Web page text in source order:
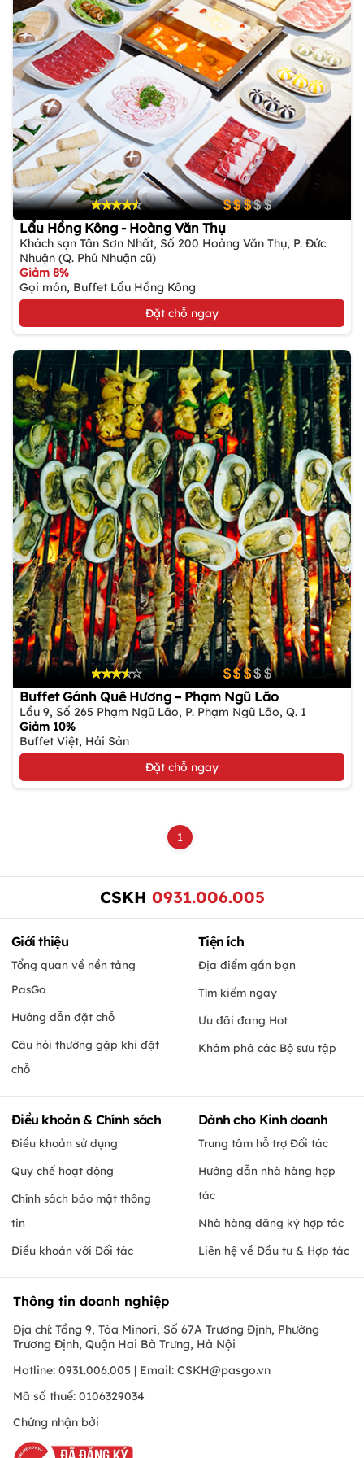
Lẩu Hồng Kông - Hoàng Văn Thụ
Khách sạn Tân Sơn Nhất, Số 200 Hoàng Văn Thụ, P. Đức
Nhuận (Q. Phú Nhuận cũ)
Giảm 8%
Gọi món, Buffet Lẩu Hồng Kông
Đặt chỗ ngay
Buffet Gánh Quê Hương – Phạm Ngũ Lão
Lầu 9, Số 265 Phạm Ngũ Lão, P. Phạm Ngũ Lão, Q. 1
Giảm 10%
Buffet Việt, Hải Sản
Đặt chỗ ngay
1
CSKH 0931.006.005
Giới thiệu
Tổng quan về nền tảng
PasGo
Hướng dẫn đặt chỗ
Câu hỏi thường gặp khi đặt
chỗ
Tiện ích
Địa điểm gần bạn
Tìm kiếm ngay
Ưu đãi đang Hot
Khám phá các Bộ sưu tập
Điều khoản & Chính sách
Điều khoản sử dụng
Quy chế hoạt động
Chính sách bảo mật thông
tin
Điều khoản với Đối tác
Dành cho Kinh doanh
Trung tâm hỗ trợ Đối tác
Hướng dẫn nhà hàng hợp
tác
Nhà hàng đăng ký hợp tác
Liên hệ về Đầu tư & Hợp tác
Thông tin doanh nghiệp
Địa chỉ: Tầng 9, Tòa Minori, Số 67A Trương Định, Phường
Trương Định, Quận Hai Bà Trưng, Hà Nội
Hotline: 0931.006.005 | Email: CSKH@pasgo.vn
Mã số thuế: 0106329034
Chứng nhận bởi